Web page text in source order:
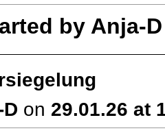
by Anja-
on 29.01.26 at